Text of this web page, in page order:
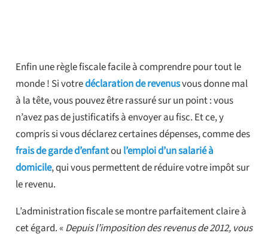
Enfin une règle fiscale facile à comprendre pour tout le
monde ! Si votredéclaration de revenusvous donne mal
à la tête, vous pouvez être rassuré sur un point : vous
n’avez pas de justificatifs à envoyer au fisc. Et ce, y
compris si vous déclarez certaines dépenses, comme des
frais de garde d’enfantou l’emploi d’un salarié à
domicile, qui vous permettent de réduire votre impôt sur
le revenu.
L’administration fiscale se montre parfaitement claire à
cet égard. «Depuis l’imposition des revenus de 2012, vous